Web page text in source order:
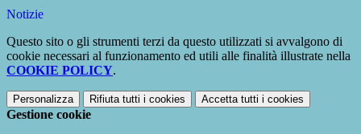
Notizie
Questo sito o gli strumenti terzi da questo utilizzati si avvalgono di
cookie necessari al funzionamento ed utili alle finalità illustrate nella
COOKIE POLICY.
Personalizza Rifiuta tutti i cookies Accetta tutti i cookies
Gestione cookie